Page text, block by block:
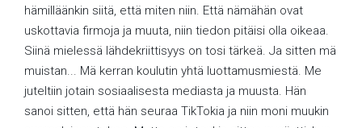
hämilläänkin siitä, että miten niin. Että nämähän ovat
uskottavia firmoja ja muuta, niin tiedon pitäisi olla oikeaa.
Siinä mielessä lähdekriittisyys on tosi tärkeä. Ja sitten mä
muistan... Mä kerran koulutin yhtä luottamusmiestä. Me
juteltiin jotain sosiaalisesta mediasta ja muusta. Hän
sanoi sitten, että hän seuraa TikTokia ja niin moni muukin